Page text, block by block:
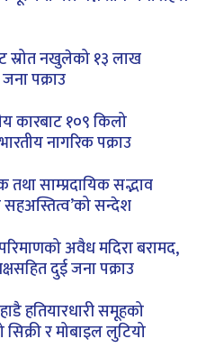
स्रोत नखुलेको १३ लाख
पक्राउ
कारबाट १०९ किलो
नागरिक पक्राउ
तथा साम्प्रदायिक सद्भाव
सहअस्तित्व’को सन्देश
अवैध मदिरा बरामद,
दुई जना पक्राउ
हतियारधारी समूहको
र मोबाइल लुटियो